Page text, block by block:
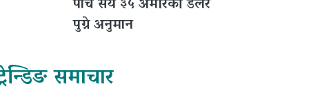
पुग्ने अनुमान
समाचार